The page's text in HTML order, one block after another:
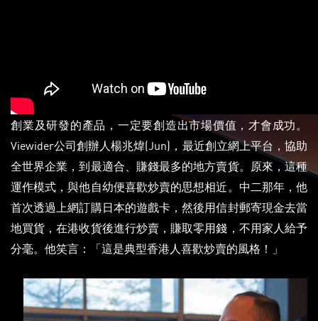
創業及研發的產品，一定要創造出市場價值，才會成功。
Viewider公司創辦人楊兆煒(Jun)，最近創立網上平台，協助
全世界企業，到最適合、賺錢最多的地方賣貨。原來，這種
運作模式，與他自幼便喜歡炒賣的思想相近。中二那年，他
首次透過上網訂購日本的遊戲卡，然後用信封郵寄現金去當
地買貨，在港收貨後進行炒賣，賺取零用錢，不用家人給予
分毫。他笑言：「這是典型香港人喜歡炒賣的風格！」